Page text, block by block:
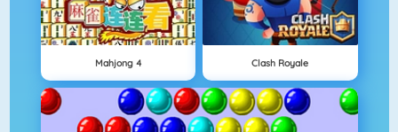
Mahjong 4 Clash Royale